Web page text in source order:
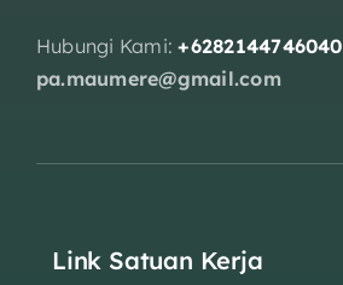
Hubungi Kami:+6282144746040
pa.maumere@gmail.com
Link Satuan Kerja